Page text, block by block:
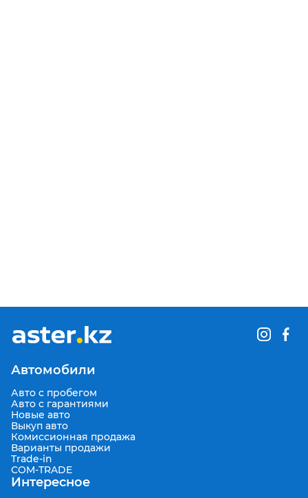
Автомобили
Авто с пробегом
Авто с гарантиями
Новые авто
Выкуп авто
Комиссионная продажа
Варианты продажи
Trade-in
COM-TRADE
Интересное